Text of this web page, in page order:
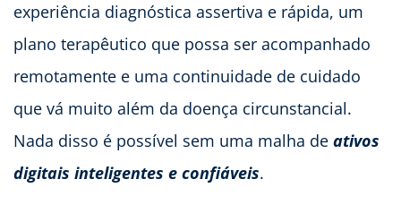
experiência diagnóstica assertiva e rápida, um
plano terapêutico que possa ser acompanhado
remotamente e uma continuidade de cuidado
que vá muito além da doença circunstancial.
Nada disso é possível sem uma malha de ativos
digitais inteligentes e confiáveis.